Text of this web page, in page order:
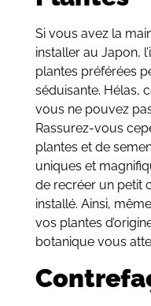
Si vous avez la
installer au Japon,
plantes préférées
séduisante. Hélas,
vous ne pouvez
Rassurez-vous
plantes et de
uniques et
de recréer un petit
installé. Ainsi,
vos plantes
botanique vous